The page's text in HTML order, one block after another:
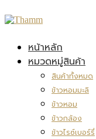
หน้าหลัก
หมวดหมู่สินค้า
สินค้าทั้งหมด
ข้าวหอมมะลิ
ข้าวหอม
ข้าวกล้อง
ข้าวไรซ์เบอร์รี่